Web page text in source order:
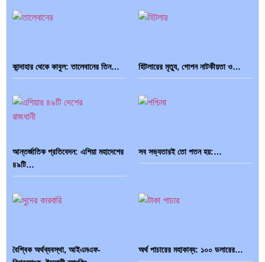
কান্দাহার থেকে কাবুল: তালেবানের তিন… হিটলারের মৃত্যু, গোপন নাটকীয়তা ও…
আন্তর্জাতিক প্রতিবেদন: এশিয়া মহাদেশের
৪৯টি…
সব সভ্যতারই তো পতন হয়:…
বৈশ্বিক অর্থব্যবস্থা, আইএমএফ-
অর্থ পাচারের মহাকাব্য: ১০০ ডলারের…